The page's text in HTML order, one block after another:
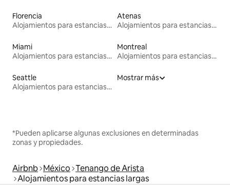
Florencia
Alojamientos para estancias largas
Atenas
Alojamientos para estancias largas
Miami
Alojamientos para estancias largas
Montreal
Alojamientos para estancias largas
Seattle
Alojamientos para estancias largas
Mostrar más
*Pueden aplicarse algunas exclusiones en determinadas
zonas y propiedades.
Airbnb México Tenango de Arista
Alojamientos para estancias largas